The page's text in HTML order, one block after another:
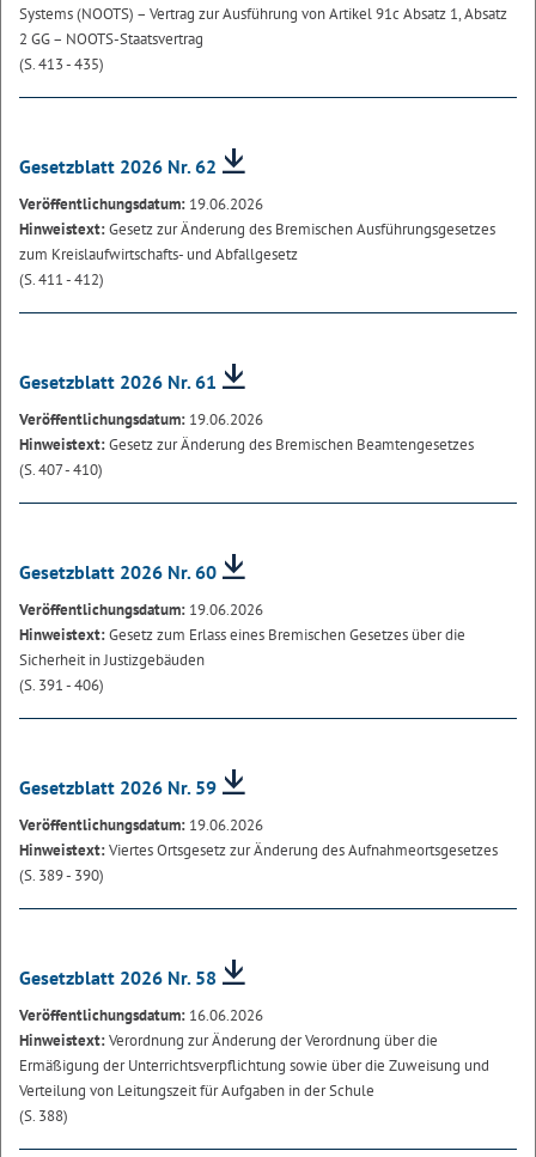
Systems (NOOTS) – Vertrag zur Ausführung von Artikel 91c Absatz 1, Absatz
2 GG – NOOTS-Staatsvertrag
(S. 413 - 435)
Gesetzblatt 2026 Nr. 62
Veröffentlichungsdatum: 19.06.2026
Hinweistext:Gesetz zur Änderung des Bremischen Ausführungsgesetzes
zum Kreislaufwirtschafts- und Abfallgesetz
(S. 411 - 412)
Gesetzblatt 2026 Nr. 61
Veröffentlichungsdatum: 19.06.2026
Hinweistext:Gesetz zur Änderung des Bremischen Beamtengesetzes
(S. 407 - 410)
Gesetzblatt 2026 Nr. 60
Veröffentlichungsdatum: 19.06.2026
Hinweistext:Gesetz zum Erlass eines Bremischen Gesetzes über die
Sicherheit in Justizgebäuden
(S. 391 - 406)
Gesetzblatt 2026 Nr. 59
Veröffentlichungsdatum: 19.06.2026
Hinweistext:Viertes Ortsgesetz zur Änderung des Aufnahmeortsgesetzes
(S. 389 - 390)
Gesetzblatt 2026 Nr. 58
Veröffentlichungsdatum: 16.06.2026
Hinweistext:Verordnung zur Änderung der Verordnung über die
Ermäßigung der Unterrichtsverpflichtung sowie über die Zuweisung und
Verteilung von Leitungszeit für Aufgaben in der Schule
(S. 388)